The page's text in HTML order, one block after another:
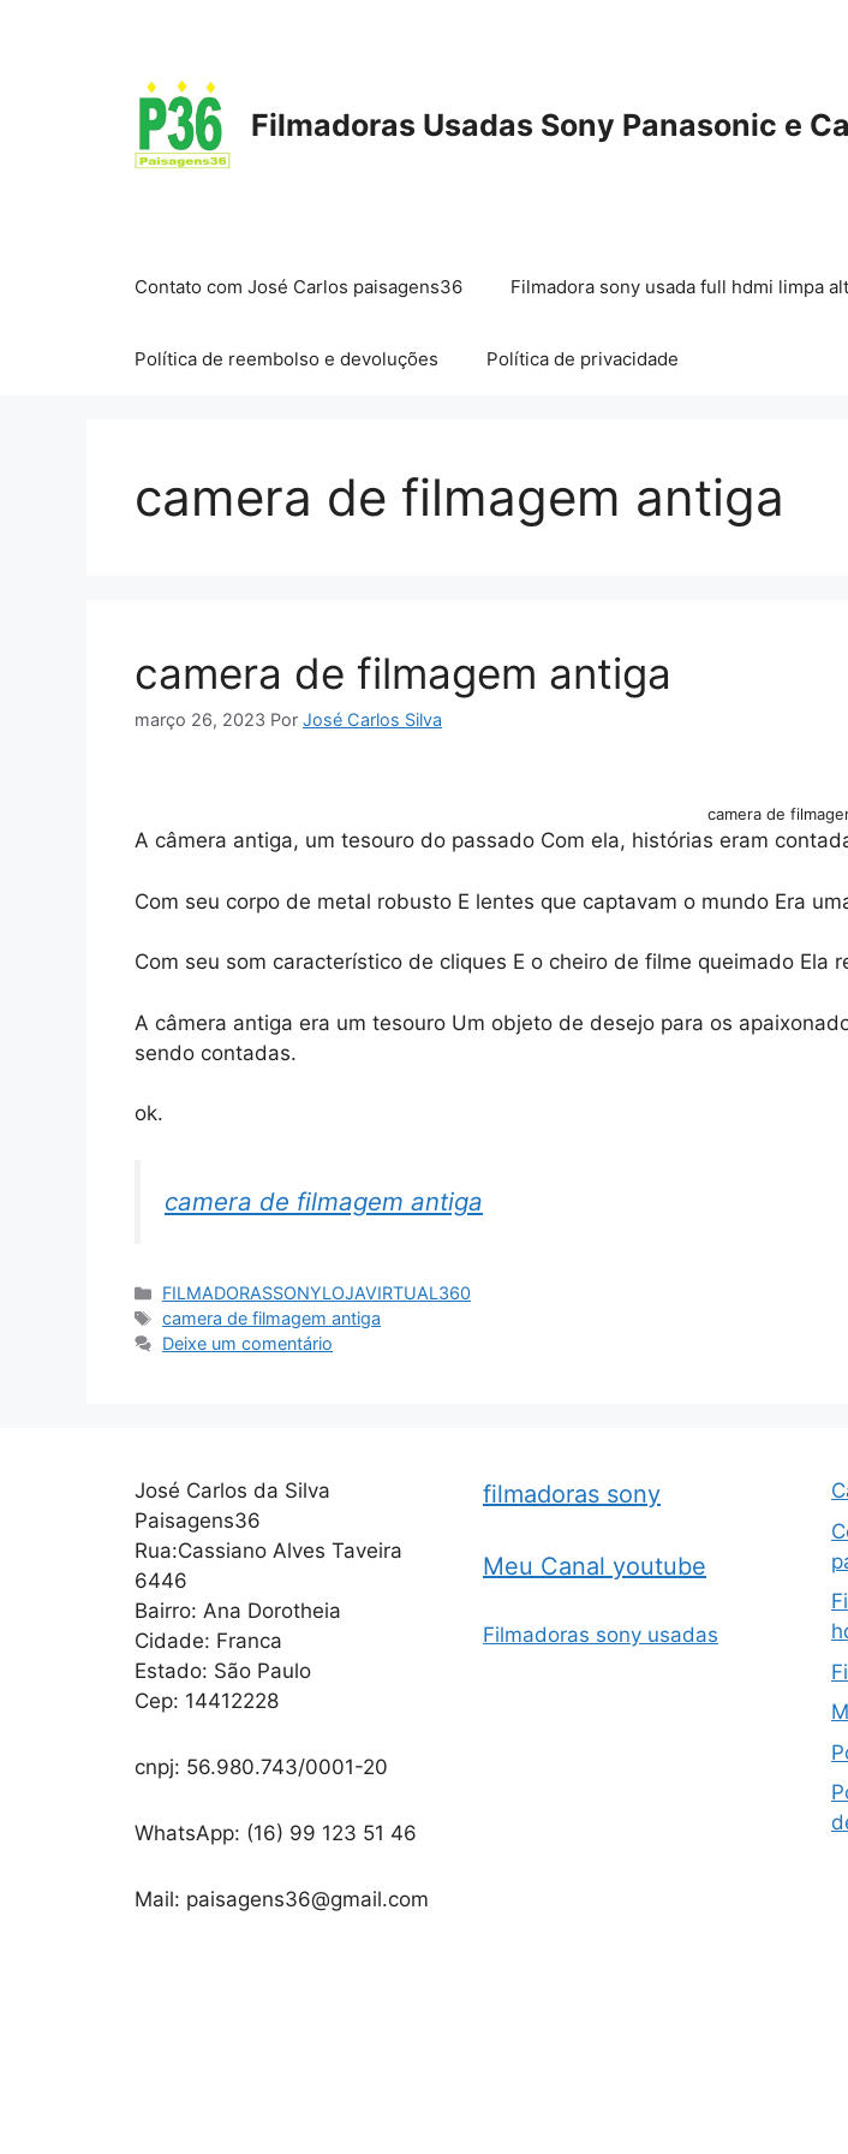
Filmadoras Usadas Sony Panasonic e
Contato com José Carlos paisagens36 Filmadora sony usada full hdmi limpa
Política de reembolso e devoluções Política de privacidade
camera de filmagem antiga
camera de filmagem antiga
março 26, 2023 Por José Carlos Silva
camera de
A câmera antiga, um tesouro do passado Com ela, histórias eram
Com seu corpo de metal robusto E lentes que captavam o mundo Era
Com seu som característico de cliques E o cheiro de filme queimado Ela
A câmera antiga era um tesouro Um objeto de desejo para os
sendo contadas.
ok.
camera de filmagem antiga
Categorias
FILMADORASSONYLOJAVIRTUAL360
Tags
camera de filmagem antiga
Deixe um comentário
José Carlos da Silva
Paisagens36
Rua:Cassiano Alves Taveira
6446
Bairro: Ana Dorotheia
Cidade: Franca
Estado: São Paulo
Cep: 14412228
cnpj: 56.980.743/0001-20
WhatsApp: (16) 99 123 51 46
Mail: paisagens36@gmail.com
filmadoras sony
Meu Canal youtube
Filmadoras sony usadas